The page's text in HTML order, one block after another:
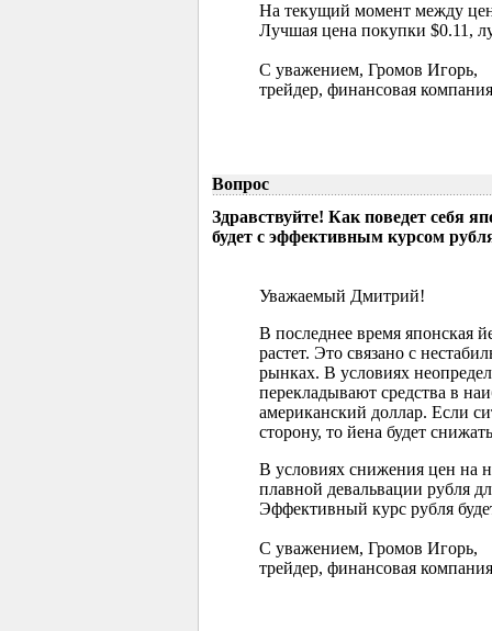
На текущий момент между
Лучшая цена покупки $0.11,
С уважением, Громов Игорь,
трейдер, финансовая
Вопрос
Здравствуйте! Как поведет себя
будет с эффективным курсом
Уважаемый Дмитрий!
В последнее время
растет. Это связано с
рынках. В условиях
перекладывают средства в
американский доллар. Если
сторону, то йена будет
В условиях снижения цен на
плавной девальвации рубля
Эффективный курс рубля
С уважением, Громов Игорь,
трейдер, финансовая